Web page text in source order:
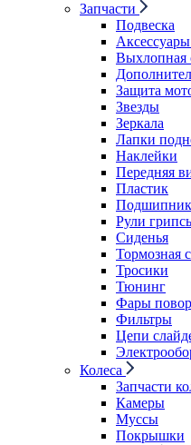
Запчасти
Подвеска
Выхлопная
Защита
Звезды
Зеркала
Лапки
Наклейки
Передняя
Пластик
Рули
Сиденья
Тормозная
Тросики
Тюнинг
Фары
Фильтры
Цепи
Колеса
Запчасти
Камеры
Муссы
Покрышки